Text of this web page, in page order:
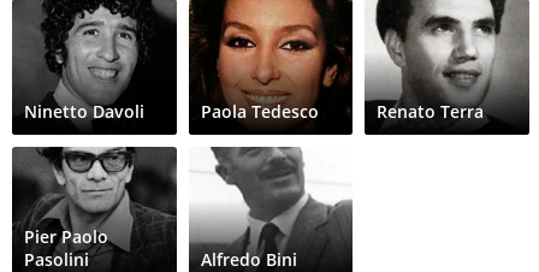
Çok geçmeden filmin İtalya'da gösterimi kilisenin de baskılarıyla
sansüre takılıp yasaklanır. Ancak Venedik Film Festivali'nde Katolik
Kilisesi ödülünü (ocic) kazanır.
Pier Paolo Pasolini'nin yönettiği Il Vangelo Secondo Matteo (The
Gospel According to St. Matthew) - Aziz Matyas'a Göre İncil, üç
dalda Oscar adaylığının yanı sıra toplam 7 ödül kazanmış bir
yapım.
Ninetto Davoli Paola Tedesco Renato Terra
Pier Paolo
Pasolini
Alfredo Bini